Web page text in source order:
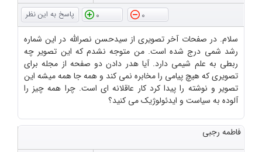
0
0
سلام. در صفحات آخر تصویری از سیدحسن نصرالله در این شماره
رشد شمی درج شده است. من متوجه نشدم که این تصویر چه
ربطی به علم شیمی دارد. آیا هدر دادن دو صفحه از مجله برای
تصویری که هیچ پیامی را مخابره نمی کند و همه جا همه میشه این
تصویر و نوشته را پیدا کرد کار عاقلانه ای است. چرا همه چیز را
آلوده به سیاست و ایدئولوژیک می کنید؟
فاطمه رجبی